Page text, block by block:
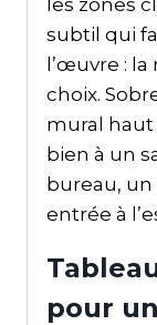
subtil qui
l’œuvre :
choix.
mural
bien à un
bureau,
entrée à
pour